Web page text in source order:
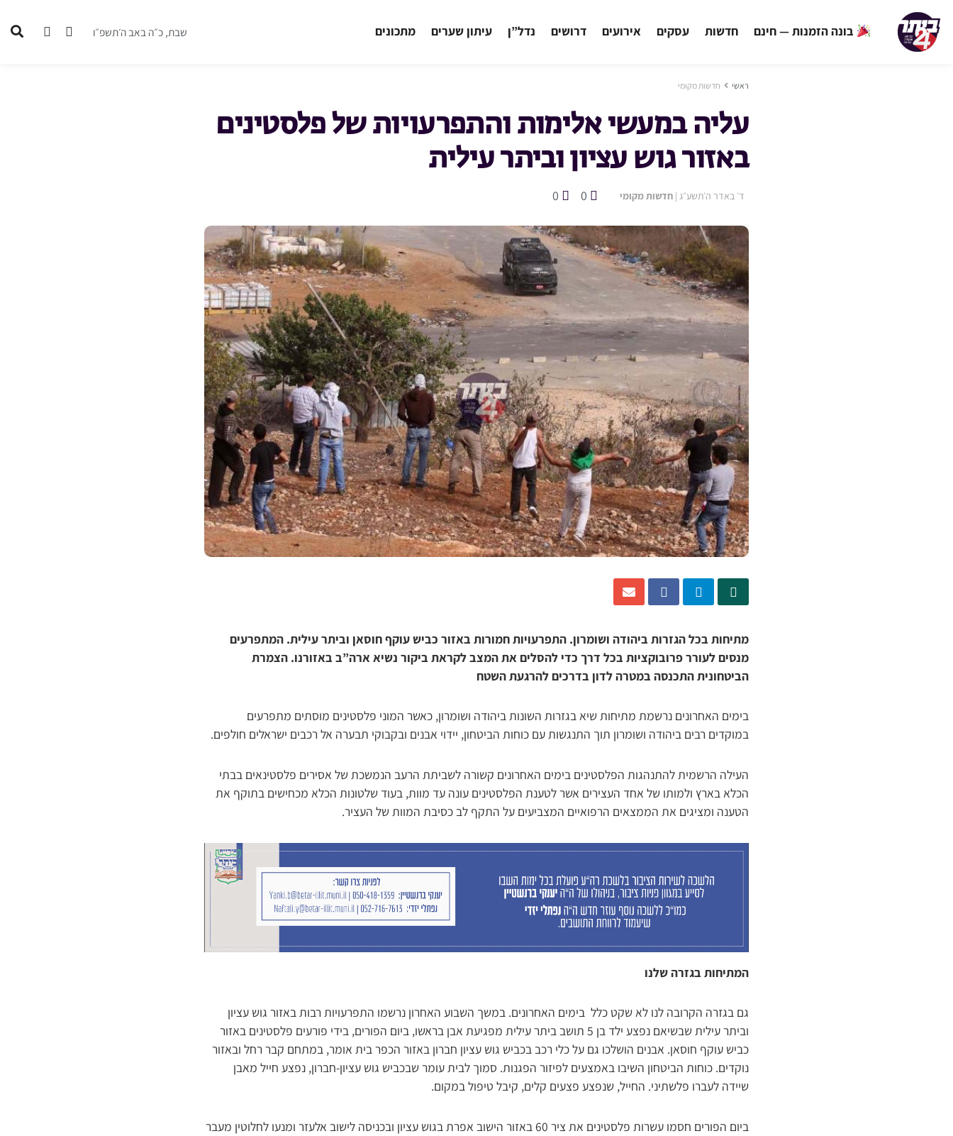
בונה הזמנות — חינם חדשות עסקים אירועים דרושים נדל”ן עיתון שערים מתכונים שבת, כ״ה באב ה׳תשפ״ו
ראשי חדשות מקומי
עליה במעשי אלימות והתפרעויות של פלסטינים
באזור גוש עציון וביתר עילית
ד׳ באדר ה׳תשע״ג | חדשות מקומי 0
0
מתיחות בכל הגזרות ביהודה ושומרון. התפרעויות חמורות באזור כביש עוקף חוסאן וביתר עילית. המתפרעים
מנסים לעורר פרובוקציות בכל דרך כדי להסלים את המצב לקראת ביקור נשיא ארה”ב באזורנו. הצמרת
הביטחונית התכנסה במטרה לדון בדרכים להרגעת השטח
בימים האחרונים נרשמת מתיחות שיא בגזרות השונות ביהודה ושומרון, כאשר המוני פלסטינים מוסתים מתפרעים
במוקדים רבים ביהודה ושומרון תוך התנגשות עם כוחות הביטחון, יידוי אבנים ובקבוקי תבערה אל רכבים ישראלים חולפים.
העילה הרשמית להתנהגות הפלסטינים בימים האחרונים קשורה לשביתת הרעב הנמשכת של אסירים פלסטינאים בבתי
הכלא בארץ ולמותו של אחד העצירים אשר לטענת הפלסטינים עונה עד מוות, בעוד שלטונות הכלא מכחישים בתוקף את
הטענה ומציגים את הממצאים הרפואיים המצביעים על התקף לב כסיבת המוות של העציר.
המתיחות בגזרה שלנו
גם בגזרה הקרובה לנו לא שקט כלל בימים האחרונים. במשך השבוע האחרון נרשמו התפרעויות רבות באזור גוש עציון
וביתר עילית שבשיאם נפצע ילד בן 5 תושב ביתר עילית מפגיעת אבן בראשו, ביום הפורים, בידי פורעים פלסטינים באזור
כביש עוקף חוסאן. אבנים הושלכו גם על כלי רכב בכביש גוש עציון חברון באזור הכפר בית אומר, במתחם קבר רחל ובאזור
נוקדים. כוחות הביטחון השיבו באמצעים לפיזור הפגנות. סמוך לבית עומר שבכביש גוש עציון-חברון, נפצע חייל מאבן
שיידה לעברו פלשתיני. החייל, שנפצע פצעים קלים, קיבל טיפול במקום.
ביום הפורים חסמו עשרות פלסטינים את ציר 60 באזור הישוב אפרת בגוש עציון ובכניסה לישוב אלעזר ומנעו לחלוטין מעבר